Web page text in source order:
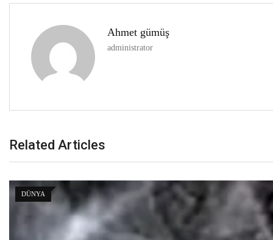
Ahmet gümüş
administrator
Related Articles
DÜNYA
Sarıkamış’ta hanımlara yönelik Mevlid-i Nebi